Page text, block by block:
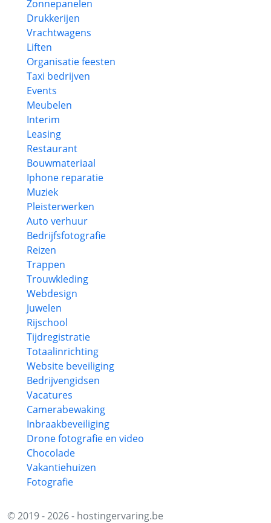
Zonnepanelen
Drukkerijen
Vrachtwagens
Liften
Organisatie feesten
Taxi bedrijven
Events
Meubelen
Interim
Leasing
Restaurant
Bouwmateriaal
Iphone reparatie
Muziek
Pleisterwerken
Auto verhuur
Bedrijfsfotografie
Reizen
Trappen
Trouwkleding
Webdesign
Juwelen
Rijschool
Tijdregistratie
Totaalinrichting
Website beveiliging
Bedrijvengidsen
Vacatures
Camerabewaking
Inbraakbeveiliging
Drone fotografie en video
Chocolade
Vakantiehuizen
Fotografie
© 2019 - 2026 - hostingervaring.be